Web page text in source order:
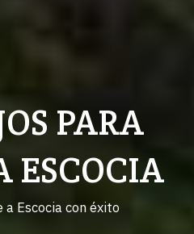
PARA
ESCOCIA
Escocia con éxito